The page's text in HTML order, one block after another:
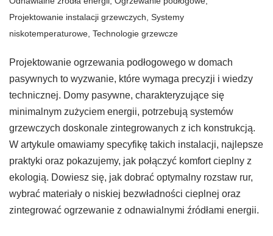
Projektowanie instalacji grzewczych Systemy
niskotemperaturowe Technologie grzewcze
Projektowanie ogrzewania podłogowego w domach
pasywnych to wyzwanie, które wymaga precyzji i wiedzy
technicznej. Domy pasywne, charakteryzujące się
minimalnym zużyciem energii, potrzebują systemów
grzewczych doskonale zintegrowanych z ich konstrukcją.
W artykule omawiamy specyfikę takich instalacji, najlepsze
praktyki oraz pokazujemy, jak połączyć komfort cieplny z
ekologią. Dowiesz się, jak dobrać optymalny rozstaw rur,
wybrać materiały o niskiej bezwładności cieplnej oraz
zintegrować ogrzewanie z odnawialnymi źródłami energii.